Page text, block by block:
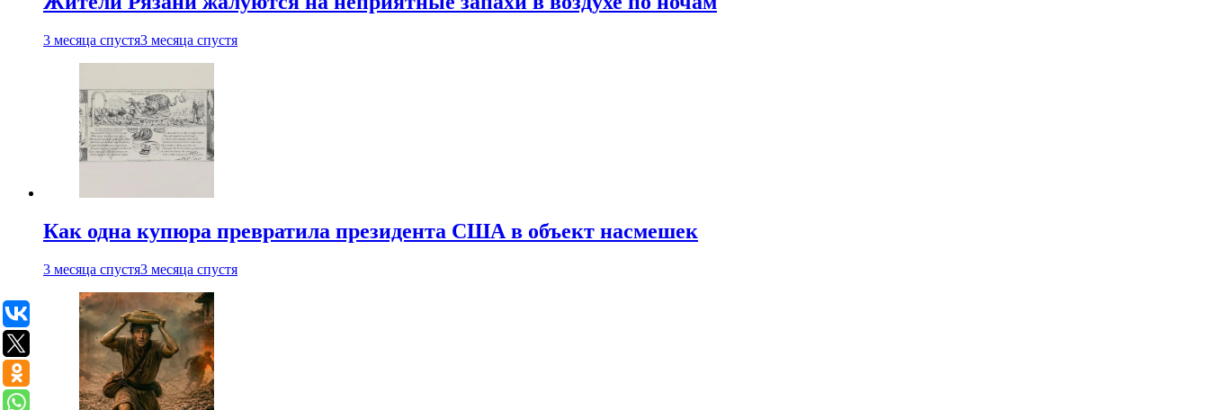
3 месяца спустя3 месяца спустя
Как одна купюра превратила президента США в объект насмешек
3 месяца спустя3 месяца спустя